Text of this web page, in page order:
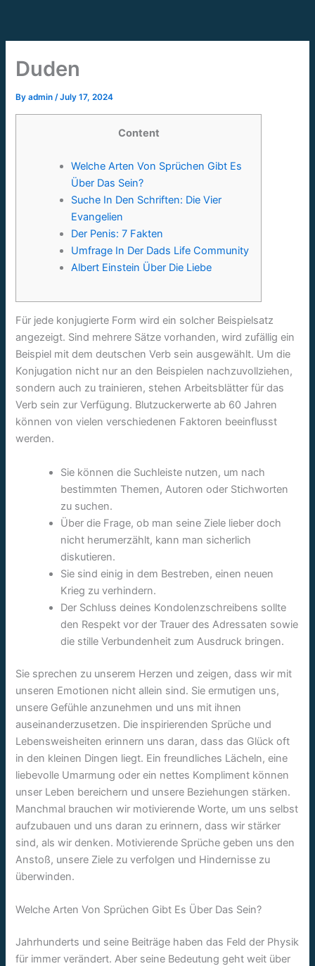
content
Duden
Byadmin/July 17, 2024
Content
Welche Arten Von Sprüchen Gibt Es
Über Das Sein?
Suche In Den Schriften: Die Vier
Evangelien
Der Penis: 7 Fakten
Umfrage In Der Dads Life Community
Albert Einstein Über Die Liebe
Für jede konjugierte Form wird ein solcher Beispielsatz
angezeigt. Sind mehrere Sätze vorhanden, wird zufällig ein
Beispiel mit dem deutschen Verb sein ausgewählt. Um die
Konjugation nicht nur an den Beispielen nachzuvollziehen,
sondern auch zu trainieren, stehen Arbeitsblätter für das
Verb sein zur Verfügung. Blutzuckerwerte ab 60 Jahren
können von vielen verschiedenen Faktoren beeinflusst
werden.
Sie können die Suchleiste nutzen, um nach
bestimmten Themen, Autoren oder Stichworten
zu suchen.
Über die Frage, ob man seine Ziele lieber doch
nicht herumerzählt, kann man sicherlich
diskutieren.
Sie sind einig in dem Bestreben, einen neuen
Krieg zu verhindern.
Der Schluss deines Kondolenzschreibens sollte
den Respekt vor der Trauer des Adressaten sowie
die stille Verbundenheit zum Ausdruck bringen.
Sie sprechen zu unserem Herzen und zeigen, dass wir mit
unseren Emotionen nicht allein sind. Sie ermutigen uns,
unsere Gefühle anzunehmen und uns mit ihnen
auseinanderzusetzen. Die inspirierenden Sprüche und
Lebensweisheiten erinnern uns daran, dass das Glück oft
in den kleinen Dingen liegt. Ein freundliches Lächeln, eine
liebevolle Umarmung oder ein nettes Kompliment können
unser Leben bereichern und unsere Beziehungen stärken.
Manchmal brauchen wir motivierende Worte, um uns selbst
aufzubauen und uns daran zu erinnern, dass wir stärker
sind, als wir denken. Motivierende Sprüche geben uns den
Anstoß, unsere Ziele zu verfolgen und Hindernisse zu
überwinden.
Welche Arten Von Sprüchen Gibt Es Über Das Sein?
Jahrhunderts und seine Beiträge haben das Feld der Physik
für immer verändert. Aber seine Bedeutung geht weit über